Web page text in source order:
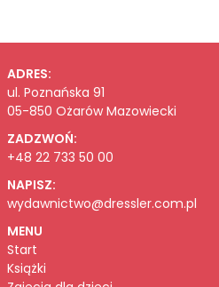
ADRES:
ul. Poznańska 91
05-850 Ożarów Mazowiecki
ZADZWOŃ:
+48 22 733 50 00
NAPISZ:
wydawnictwo@dressler.com.pl
MENU
Start
Książki